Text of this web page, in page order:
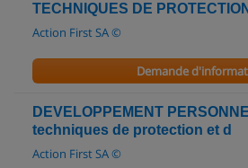
TECHNIQUES DE
Action First SA ©
Demande
DEVELOPPEMENT
techniques de protection et d
Action First SA ©